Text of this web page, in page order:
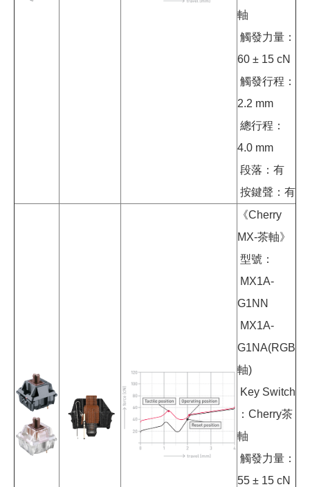
軸
觸發力量：
60 ± 15 cN
觸發行程：
2.2 mm
總行程：
4.0 mm
段落：有
按鍵聲：有
《Cherry
MX-茶軸》
型號：
MX1A-
G1NN
MX1A-
G1NA(RGB
軸)
Key Switch
：Cherry茶
軸
觸發力量：
55 ± 15 cN